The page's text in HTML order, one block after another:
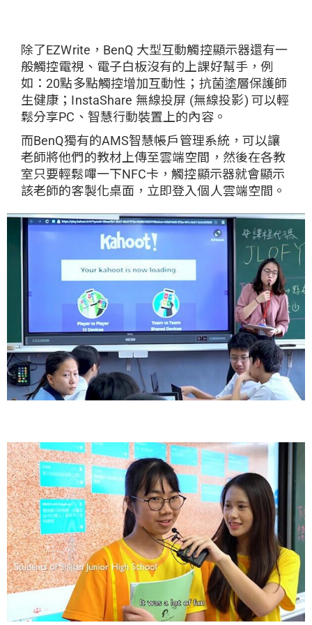
除了EZWrite，BenQ 大型互動觸控顯示器還有一
般觸控電視、電子白板沒有的上課好幫手，例
如：20點多點觸控增加互動性；抗菌塗層保護師
生健康；InstaShare 無線投屏 (無線投影) 可以輕
鬆分享PC、智慧行動裝置上的內容。
而BenQ獨有的AMS智慧帳戶管理系統，可以讓
老師將他們的教材上傳至雲端空間，然後在各教
室只要輕鬆嗶一下NFC卡，觸控顯示器就會顯示
該老師的客製化桌面，立即登入個人雲端空間。